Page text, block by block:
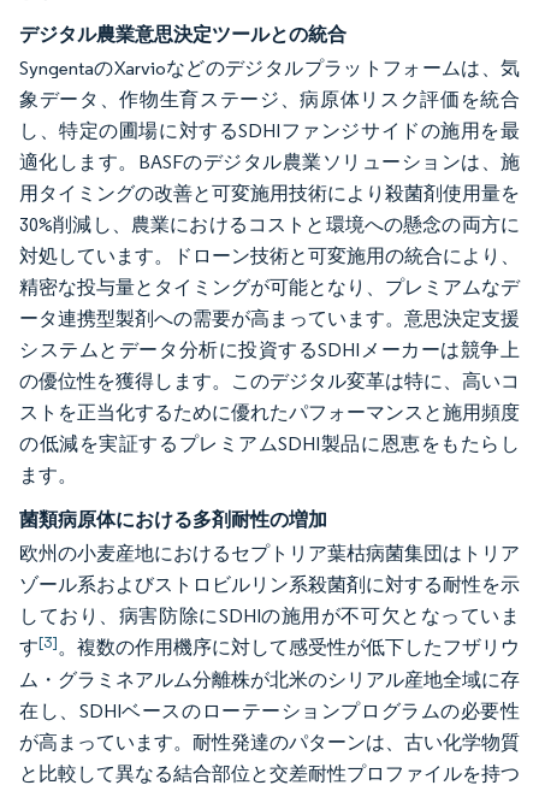
デジタル農業意思決定ツールとの統合
SyngentaのXarvioなどのデジタルプラットフォームは、気
象データ、作物生育ステージ、病原体リスク評価を統合
し、特定の圃場に対するSDHIファンジサイドの施用を最
適化します。BASFのデジタル農業ソリューションは、施
用タイミングの改善と可変施用技術により殺菌剤使用量を
30%削減し、農業におけるコストと環境への懸念の両方に
対処しています。ドローン技術と可変施用の統合により、
精密な投与量とタイミングが可能となり、プレミアムなデ
ータ連携型製剤への需要が高まっています。意思決定支援
システムとデータ分析に投資するSDHIメーカーは競争上
の優位性を獲得します。このデジタル変革は特に、高いコ
ストを正当化するために優れたパフォーマンスと施用頻度
の低減を実証するプレミアムSDHI製品に恩恵をもたらし
ます。
菌類病原体における多剤耐性の増加
欧州の小麦産地におけるセプトリア葉枯病菌集団はトリア
ゾール系およびストロビルリン系殺菌剤に対する耐性を示
しており、病害防除にSDHIの施用が不可欠となっていま
す[3]。複数の作用機序に対して感受性が低下したフザリウ
ム・グラミネアルム分離株が北米のシリアル産地全域に存
在し、SDHIベースのローテーションプログラムの必要性
が高まっています。耐性発達のパターンは、古い化学物質
と比較して異なる結合部位と交差耐性プロファイルを持つ